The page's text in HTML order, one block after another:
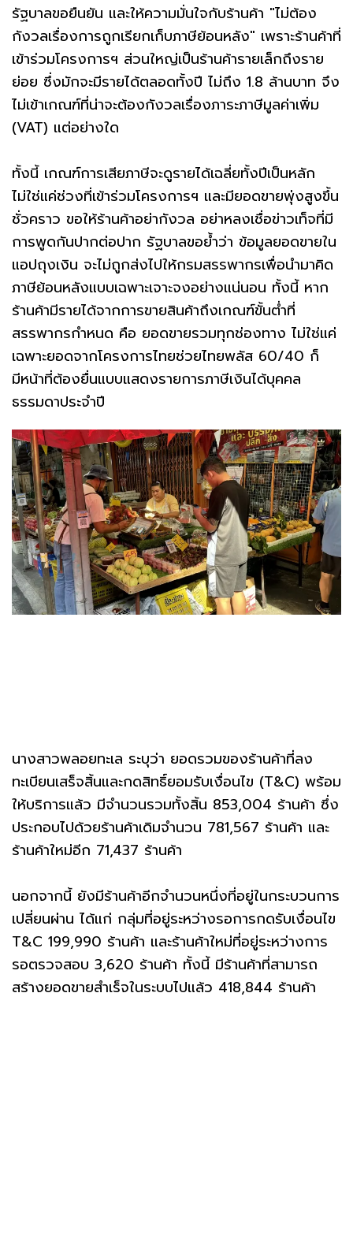
รัฐบาลขอยืนยัน และให้ความมั่นใจกับร้านค้า "ไม่ต้อง
กังวลเรื่องการถูกเรียกเก็บภาษีย้อนหลัง" เพราะร้านค้าที่
เข้าร่วมโครงการฯ ส่วนใหญ่เป็นร้านค้ารายเล็กถึงราย
ย่อย ซึ่งมักจะมีรายได้ตลอดทั้งปี ไม่ถึง 1.8 ล้านบาท จึง
ไม่เข้าเกณฑ์ที่น่าจะต้องกังวลเรื่องภาระภาษีมูลค่าเพิ่ม
(VAT) แต่อย่างใด
ทั้งนี้ เกณฑ์การเสียภาษีจะดูรายได้เฉลี่ยทั้งปีเป็นหลัก
ไม่ใช่แค่ช่วงที่เข้าร่วมโครงการฯ และมียอดขายพุ่งสูงขึ้น
ชั่วคราว ขอให้ร้านค้าอย่ากังวล อย่าหลงเชื่อข่าวเท็จที่มี
การพูดกันปากต่อปาก รัฐบาลขอย้ำว่า ข้อมูลยอดขายใน
แอปถุงเงิน จะไม่ถูกส่งไปให้กรมสรรพากรเพื่อนำมาคิด
ภาษีย้อนหลังแบบเฉพาะเจาะจงอย่างแน่นอน ทั้งนี้ หาก
ร้านค้ามีรายได้จากการขายสินค้าถึงเกณฑ์ขั้นต่ำที่
สรรพากรกำหนด คือ ยอดขายรวมทุกช่องทาง ไม่ใช่แค่
เฉพาะยอดจากโครงการไทยช่วยไทยพลัส 60/40 ก็
มีหน้าที่ต้องยื่นแบบแสดงรายการภาษีเงินได้บุคคล
ธรรมดาประจำปี
นางสาวพลอยทะเล ระบุว่า ยอดรวมของร้านค้าที่ลง
ทะเบียนเสร็จสิ้นและกดสิทธิ์ยอมรับเงื่อนไข (T&C) พร้อม
ให้บริการแล้ว มีจำนวนรวมทั้งสิ้น 853,004 ร้านค้า ซึ่ง
ประกอบไปด้วยร้านค้าเดิมจำนวน 781,567 ร้านค้า และ
ร้านค้าใหม่อีก 71,437 ร้านค้า
นอกจากนี้ ยังมีร้านค้าอีกจำนวนหนึ่งที่อยู่ในกระบวนการ
เปลี่ยนผ่าน ได้แก่ กลุ่มที่อยู่ระหว่างรอการกดรับเงื่อนไข
T&C 199,990 ร้านค้า และร้านค้าใหม่ที่อยู่ระหว่างการ
รอตรวจสอบ 3,620 ร้านค้า ทั้งนี้ มีร้านค้าที่สามารถ
สร้างยอดขายสำเร็จในระบบไปแล้ว 418,844 ร้านค้า